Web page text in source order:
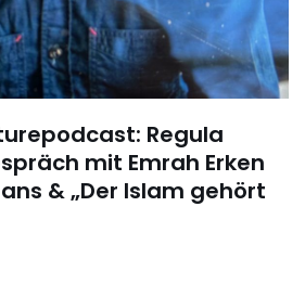
Regula
mit Emrah Erken
& „Der Islam gehört